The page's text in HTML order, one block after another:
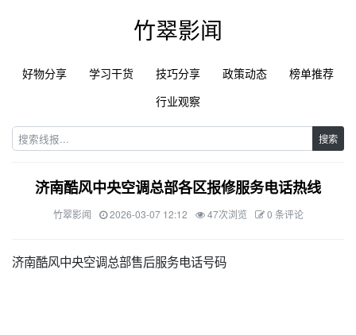
竹翠影闻
好物分享 学习干货 技巧分享 政策动态
榜单推荐
行业观察
搜索
济南酷风中央空调总部各区报修服务电话热线
竹翠影闻 2026-03-07 12:12 47次浏览 0 条评论
济南酷风中央空调总部售后服务电话号码